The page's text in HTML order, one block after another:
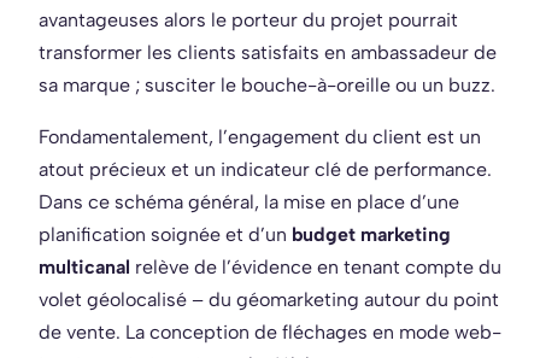
avantageuses alors le porteur du projet pourrait
transformer les clients satisfaits en ambassadeur de
sa marque ; susciter le bouche-à-oreille ou un buzz.
Fondamentalement, l’engagement du client est un
atout précieux et un indicateur clé de performance.
Dans ce schéma général, la mise en place d’une
planification soignée et d’un budget marketing
multicanal relève de l’évidence en tenant compte du
volet géolocalisé – du géomarketing autour du point
de vente. La conception de fléchages en mode web-